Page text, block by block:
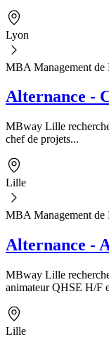
Lyon
MBA Management de
Alternance -
MBway Lille
chef de projets...
Lille
MBA Management de
Alternance -
MBway Lille
animateur QHSE H/F
Lille